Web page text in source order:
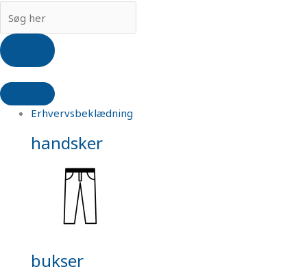
Erhvervsbeklædning
handsker
bukser